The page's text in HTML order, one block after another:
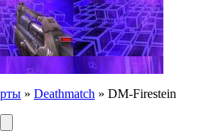
» Deathmatch » DM-Firestein